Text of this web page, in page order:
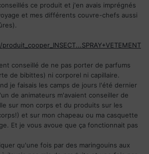
ce produit et j'en avais imprégnés
et mes différents couvre-chefs aussi
conseillé de ne pas porter de parfums
de bibittes) ni corporel ni capillaire.
je faisais les camps de jours l'été dernier
de animateurs m'avaient conseiller de
sur mon corps et du produits sur les
et sur mon chapeau ou ma casquette
Et je vous avoue que ça fonctionnait pas
qu'une fois par des maringouins aux